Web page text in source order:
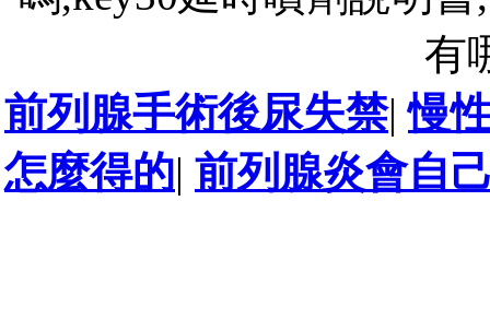
有
前列腺手術後尿失禁|慢
怎麼得的| 前列腺炎會自